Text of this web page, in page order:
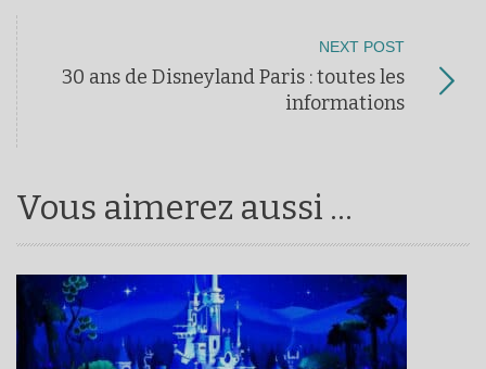
NEXT POST
30 ans de Disneyland Paris : toutes les
informations
Vous aimerez aussi ...